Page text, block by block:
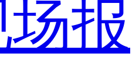
报